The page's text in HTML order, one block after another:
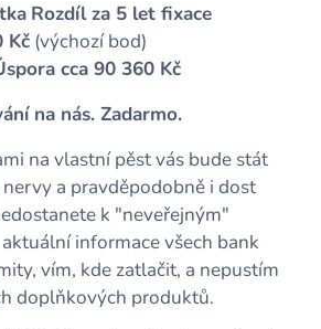
Rozdíl za 5 let fixace
Kč (výchozí bod)
cca 90 360 Kč
na nás. Zadarmo.
na vlastní pěst vás bude stát
a pravděpodobně i dost
k "neveřejným"
informace všech bank
vím, kde zatlačit, a nepustím
doplňkových produktů.